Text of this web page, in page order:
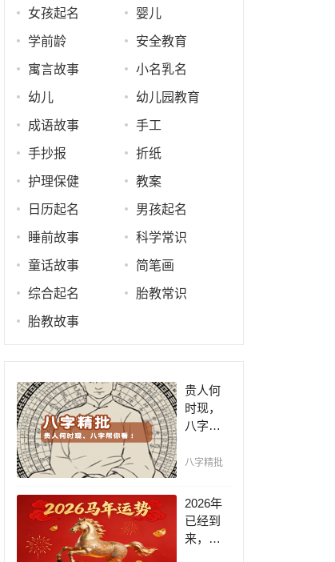
女孩起名 婴儿
学前龄 安全教育
寓言故事 小名乳名
幼儿 幼儿园教育
成语故事 手工
手抄报 折纸
护理保健 教案
日历起名 男孩起名
睡前故事 科学常识
童话故事 简笔画
综合起名 胎教常识
胎教故事
贵人何
时现，
八字帮
平阴阳
福，八
字精批
批出一
生好命
八字精批
2026年
已经到
来，如